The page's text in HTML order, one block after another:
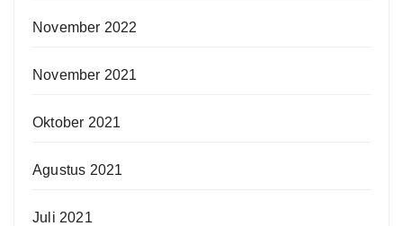
November 2022
November 2021
Oktober 2021
Agustus 2021
Juli 2021